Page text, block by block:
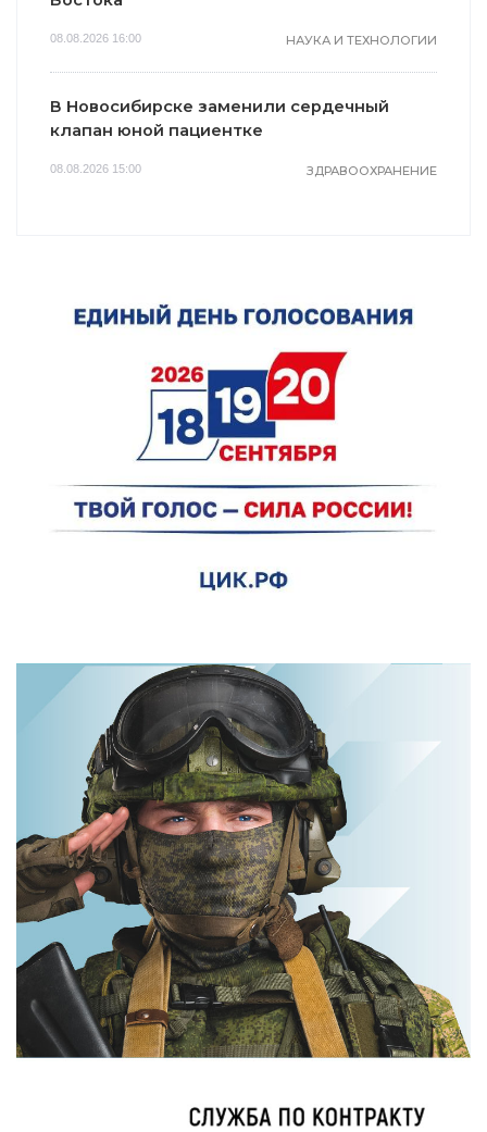
08.08.2026 16:00 НАУКА И ТЕХНОЛОГИИ
В Новосибирске заменили сердечный
клапан юной пациентке
08.08.2026 15:00 ЗДРАВООХРАНЕНИЕ